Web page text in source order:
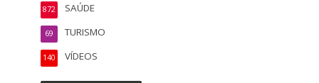
SAÚDE
872
TURISMO
69
VÍDEOS
140